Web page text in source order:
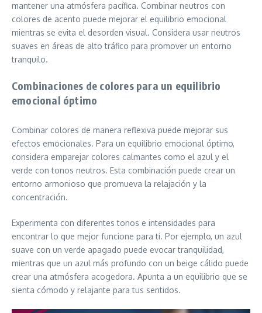
mantener una atmósfera pacífica. Combinar neutros con
colores de acento puede mejorar el equilibrio emocional
mientras se evita el desorden visual. Considera usar neutros
suaves en áreas de alto tráfico para promover un entorno
tranquilo.
Combinaciones de colores para un equilibrio
emocional óptimo
Combinar colores de manera reflexiva puede mejorar sus
efectos emocionales. Para un equilibrio emocional óptimo,
considera emparejar colores calmantes como el azul y el
verde con tonos neutros. Esta combinación puede crear un
entorno armonioso que promueva la relajación y la
concentración.
Experimenta con diferentes tonos e intensidades para
encontrar lo que mejor funcione para ti. Por ejemplo, un azul
suave con un verde apagado puede evocar tranquilidad,
mientras que un azul más profundo con un beige cálido puede
crear una atmósfera acogedora. Apunta a un equilibrio que se
sienta cómodo y relajante para tus sentidos.